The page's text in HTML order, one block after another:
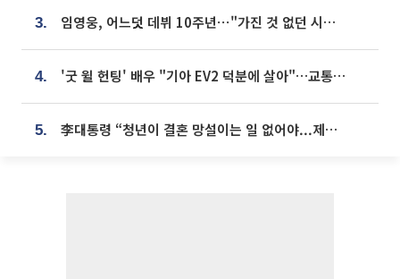
3. 임영웅, 어느덧 데뷔 10주년⋯"가진 것 없던 시절, 내 앞엔 20명의 팬뿐"
4. '굿 윌 헌팅' 배우 "기아 EV2 덕분에 살아"…교통사고 후 안전성 극찬
5. 李대통령 “청년이 결혼 망설이는 일 없어야...제도상 불이익 조사”